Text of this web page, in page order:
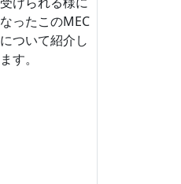
なったこのMEC
について紹介し
ます。